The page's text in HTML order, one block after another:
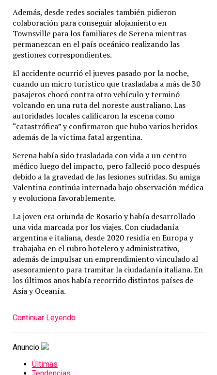
Además, desde redes sociales también pidieron
colaboración para conseguir alojamiento en
Townsville para los familiares de Serena mientras
permanezcan en el país oceánico realizando las
gestiones correspondientes.
El accidente ocurrió el jueves pasado por la noche,
cuando un micro turístico que trasladaba a más de 30
pasajeros chocó contra otro vehículo y terminó
volcando en una ruta del noreste australiano. Las
autoridades locales calificaron la escena como
“catastrófica” y confirmaron que hubo varios heridos
además de la víctima fatal argentina.
Serena había sido trasladada con vida a un centro
médico luego del impacto, pero falleció poco después
debido a la gravedad de las lesiones sufridas. Su amiga
Valentina continúa internada bajo observación médica
y evoluciona favorablemente.
La joven era oriunda de Rosario y había desarrollado
una vida marcada por los viajes. Con ciudadanía
argentina e italiana, desde 2020 residía en Europa y
trabajaba en el rubro hotelero y administrativo,
además de impulsar un emprendimiento vinculado al
asesoramiento para tramitar la ciudadanía italiana. En
los últimos años había recorrido distintos países de
Asia y Oceanía.
Continuar Leyendo
Anuncio
Últimas